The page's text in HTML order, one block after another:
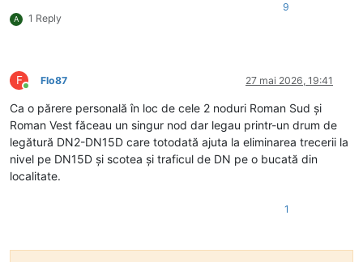
A 1 Reply
9
F
Conectat
Flo87 27 mai 2026, 19:41
Ca o părere personală în loc de cele 2 noduri Roman Sud și
Roman Vest făceau un singur nod dar legau printr-un drum de
legătură DN2-DN15D care totodată ajuta la eliminarea trecerii la
nivel pe DN15D și scotea și traficul de DN pe o bucată din
localitate.
1